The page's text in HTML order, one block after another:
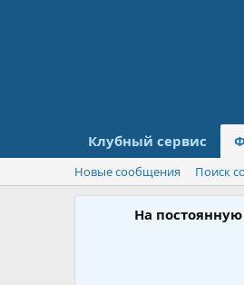
Клубный сервис
Новые сообщения Поиск
На